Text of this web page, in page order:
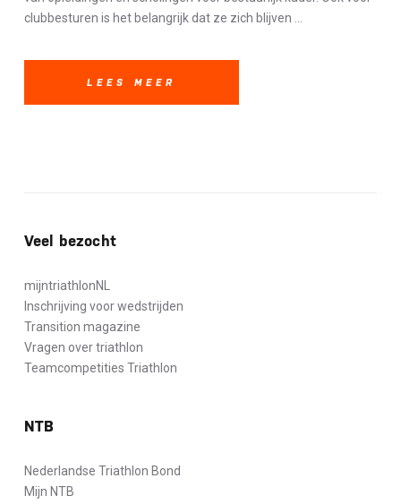
clubbesturen is het belangrijk dat ze zich blijven ...
LEES MEER
Veel bezocht
mijntriathlonNL
Inschrijving voor wedstrijden
Transition magazine
Vragen over triathlon
Teamcompetities Triathlon
NTB
Nederlandse Triathlon Bond
Mijn NTB